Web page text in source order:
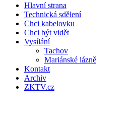
Hlavní strana
Technická sdělení
Chci kabelovku
Chci být vidět
Vysílání
Tachov
Mariánské lázně
Kontakt
Archiv
ZKTV.cz